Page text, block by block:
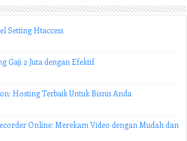
Setting Htaccess
Gaji 2 Juta dengan Efektif
Hosting Terbaik Untuk Bisnis Anda
Online: Merekam Video dengan Mudah dan